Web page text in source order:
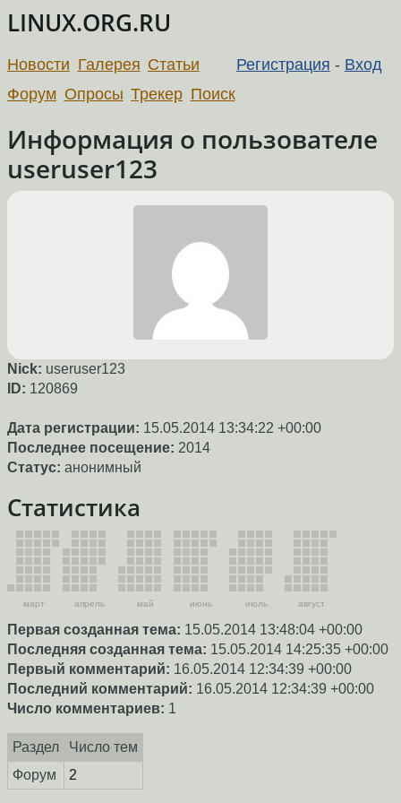
LINUX.ORG.RU
Регистрация - Вход
Новости Галерея Статьи
Форум Опросы Трекер Поиск
Информация о пользователе
useruser123
Nick: useruser123
ID: 120869
Дата регистрации: 15.05.2014 13:34:22 +00:00
Последнее посещение: 2014
Статус: анонимный
Статистика
март апрель май июнь июль август
Первая созданная тема: 15.05.2014 13:48:04 +00:00
Последняя созданная тема: 15.05.2014 14:25:35 +00:00
Первый комментарий: 16.05.2014 12:34:39 +00:00
Последний комментарий: 16.05.2014 12:34:39 +00:00
Число комментариев: 1
Раздел
Число тем
Форум
2